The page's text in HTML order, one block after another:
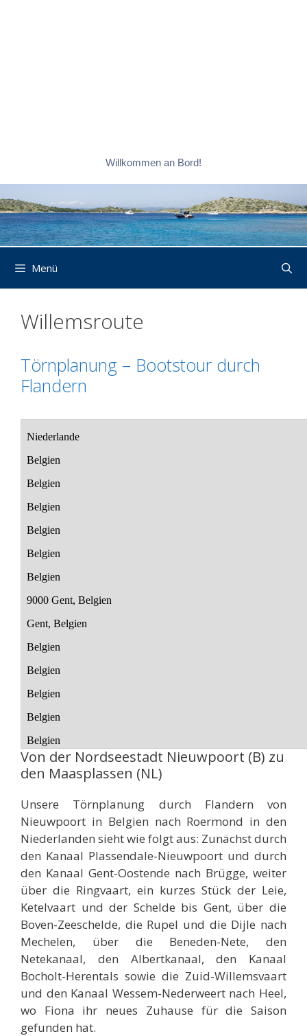
Willkommen an Bord!
Menü
Willemsroute
Törnplanung – Bootstour durch
Flandern
Von der Nordseestadt Nieuwpoort (B) zu
den Maasplassen (NL)
Unsere Törnplanung durch Flandern von
Nieuwpoort in Belgien nach Roermond in den
Niederlanden sieht wie folgt aus: Zunächst durch
den Kanaal Plassendale-Nieuwpoort und durch
den Kanaal Gent-Oostende nach Brügge, weiter
über die Ringvaart, ein kurzes Stück der Leie,
Ketelvaart und der Schelde bis Gent, über die
Boven-Zeeschelde, die Rupel und die Dijle nach
Mechelen, über die Beneden-Nete, den
Netekanaal, den Albertkanaal, den Kanaal
Bocholt-Herentals sowie die Zuid-Willemsvaart
und den Kanaal Wessem-Nederweert nach Heel,
wo Fiona ihr neues Zuhause für die Saison
gefunden hat.